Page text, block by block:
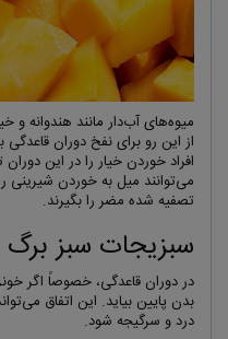
میوه‌های آب‌دار مانند هندوانه
از این رو برای نفخ دوران
افراد خوردن خیار را در این
می‌توانند میل به خوردن
تصفیه شده مضر را بگیرند.
سبزیجات سبز برگ‌
در دوران قاعدگی، خصوصاً اگر
بدن پایین بیاید. این اتفاق
درد و سرگیجه شود.